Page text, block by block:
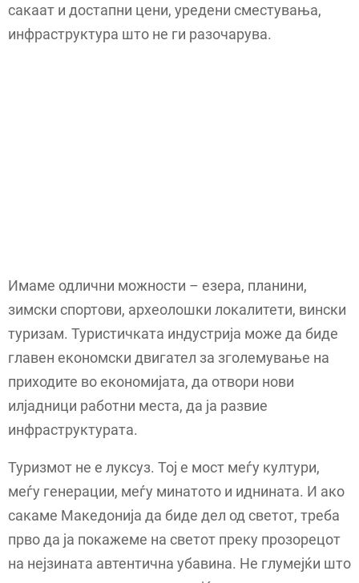
сакаат и достапни цени, уредени сместувања,
инфраструктура што не ги разочарува.
Имаме одлични можности – езера, планини,
зимски спортови, археолошки локалитети, вински
туризам. Туристичката индустрија може да биде
главен економски двигател за зголемување на
приходите во економијата, да отвори нови
илјадници работни места, да ја развие
инфраструктурата.
Туризмот не е луксуз. Тој е мост меѓу култури,
меѓу генерации, меѓу минатото и иднината. И ако
сакаме Македонија да биде дел од светот, треба
прво да ја покажеме на светот преку прозорецот
на нејзината автентична убавина. Не глумејќи што